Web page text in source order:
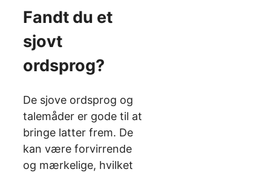
Fandt du et
sjovt
ordsprog?
De sjove ordsprog og
talemåder er gode til at
bringe latter frem. De
kan være forvirrende
og mærkelige, hvilket